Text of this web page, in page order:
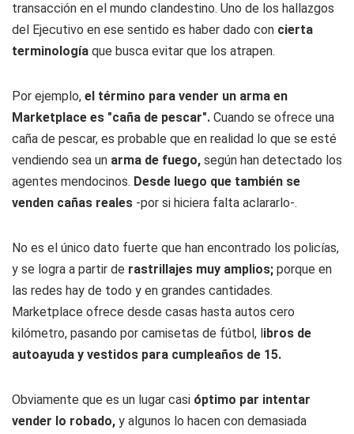
transacción en el mundo clandestino. Uno de los hallazgos
del Ejecutivo en ese sentido es haber dado con cierta
terminología que busca evitar que los atrapen.
Por ejemplo, el término para vender un arma en
Marketplace es "caña de pescar". Cuando se ofrece una
caña de pescar, es probable que en realidad lo que se esté
vendiendo sea un arma de fuego, según han detectado los
agentes mendocinos. Desde luego que también se
venden cañas reales -por si hiciera falta aclararlo-.
No es el único dato fuerte que han encontrado los policías,
y se logra a partir de rastrillajes muy amplios; porque en
las redes hay de todo y en grandes cantidades.
Marketplace ofrece desde casas hasta autos cero
kilómetro, pasando por camisetas de fútbol, l ibros de
autoayuda y vestidos para cumpleaños de 15.
Obviamente que es un lugar casi óptimo par intentar
vender lo robado, y algunos lo hacen con demasiada